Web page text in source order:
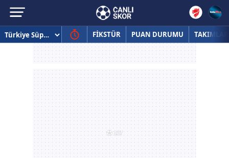
FİKSTÜR PUAN DURUMU TAKIMLAR